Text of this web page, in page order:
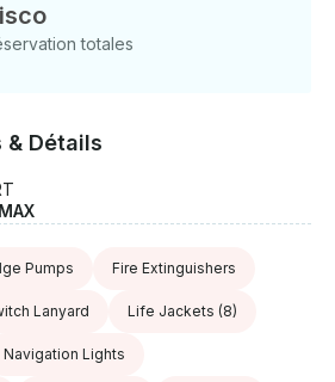
totales
Détails
Pumps Fire Extinguishers
Lanyard Life Jackets (8)
Navigation Lights